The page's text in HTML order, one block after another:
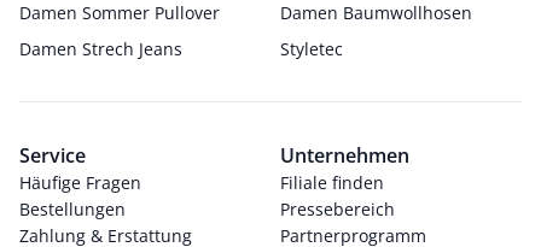
Damen Sommer Pullover
Damen Baumwollhosen
Damen Strech Jeans
Styletec
Service
Häufige Fragen
Bestellungen
Zahlung & Erstattung
Unternehmen
Filiale finden
Pressebereich
Partnerprogramm